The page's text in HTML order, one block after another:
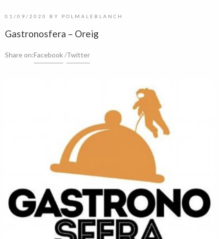
01/09/2020 BY POLMALEBLANCH
Gastronosfera – Oreig
Share on:Facebook Twitter